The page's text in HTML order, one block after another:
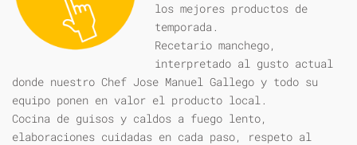
los mejores productos de
temporada.
Recetario manchego,
interpretado al gusto actual
donde nuestro Chef Jose Manuel Gallego y todo su
equipo ponen en valor el producto local.
Cocina de guisos y caldos a fuego lento,
elaboraciones cuidadas en cada paso, respeto al